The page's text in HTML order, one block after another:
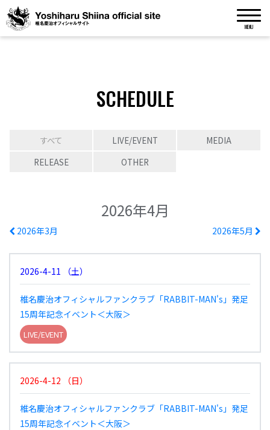
MENU
SCHEDULE
すべて LIVE/EVENT
MEDIA
RELEASE
OTHER
2026年4月
2026年3月 2026年5月
2026-4-11 （土）
椎名慶治オフィシャルファンクラブ「RABBIT-MAN's」発足
15周年記念イベント＜大阪＞
LIVE/EVENT
2026-4-12 （日）
椎名慶治オフィシャルファンクラブ「RABBIT-MAN's」発足
15周年記念イベント＜大阪＞